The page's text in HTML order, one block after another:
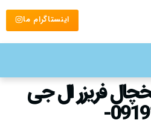
اینستاگرام ما
فریزر ال جی
در قم |09191530565-